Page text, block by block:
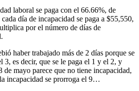
laboral se paga con el 66.66%, de
cada día de incapacidad se paga a $55,550,
por el número de días de
haber trabajado más de 2 días porque se
3, es decir, que se le paga el 1 y el 2, y
de mayo parece que no tiene incapacidad,
incapacidad se prorroga el 9…